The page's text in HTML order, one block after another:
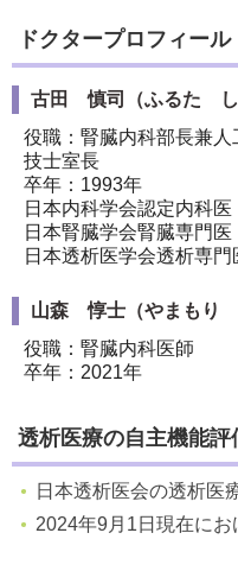
ドクタープロフィール
古田 慎司（ふるた し
役職：腎臓内科部長兼
技士室長
卒年：1993年
日本内科学会認定内科医
日本腎臓学会腎臓専門医
日本透析医学会透析専門
山森 惇士（やまもり
役職：腎臓内科医師
卒年：2021年
透析医療の自主機能評
日本透析医会の透析医
2024年9月1日現在にお